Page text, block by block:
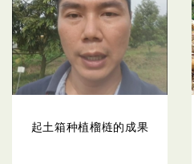
起土箱种植榴梿的成果